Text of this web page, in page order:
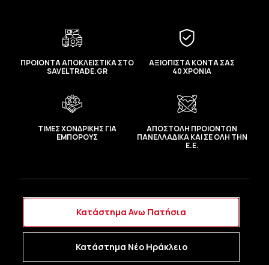
ΠΡΟΙΟΝΤΑ ΑΠΟΚΛΕΙΣΤΙΚΑ ΣΤΟ
SAVELTRADE.GR
ΑΞΙΟΠΙΣΤΑ ΚΟΝΤΑ ΣΑΣ
40 ΧΡΟΝΙΑ
ΤΙΜΕΣ ΧΟΝΔΡΙΚΗΣ ΓΙΑ
ΕΜΠΟΡΟΥΣ
ΑΠΟΣΤΟΛΗ ΠΡΟΙΟΝΤΩΝ
ΠΑΝΕΛΛΑΔΙΚΑ ΚΑΙ ΣΕ ΟΛΗ ΤΗΝ
Ε.Ε.
Κατάστημα Ανω Πατήσια
Κατάστημα Νέο Ηράκλειο